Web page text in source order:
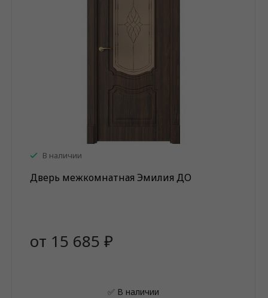
В наличии
Дверь межкомнатная Эмилия ДО
от 15 685 ₽
✅ В наличии